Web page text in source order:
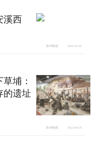
溪西
泉州晚报 2022-05-06
埔：
的遗址
泉州晚报 2022-04-29